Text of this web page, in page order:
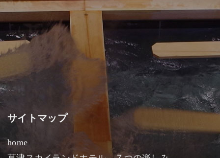
サイトマップ
home